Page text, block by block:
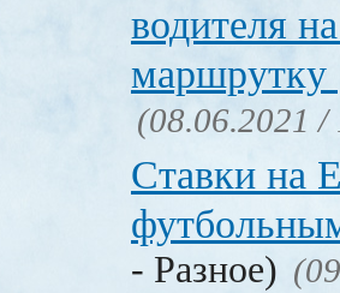
водителя
маршрутку
(08.06.2021 /
Ставки на
- Разное)